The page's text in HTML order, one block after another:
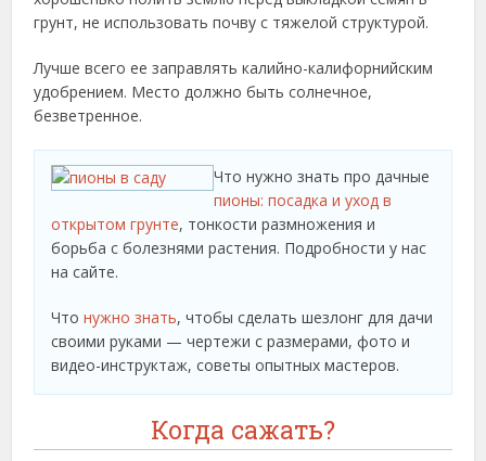
грунт, не использовать почву с тяжелой структурой.
Лучше всего ее заправлять калийно-калифорнийским
удобрением. Место должно быть солнечное,
безветренное.
Что нужно знать про дачные
пионы: посадка и уход в
открытом грунте, тонкости размножения и
борьба с болезнями растения. Подробности у нас
на сайте.
Чтонужно знать, чтобы сделать шезлонг для дачи
своими руками — чертежи с размерами, фото и
видео-инструктаж, советы опытных мастеров.
Когда сажать?